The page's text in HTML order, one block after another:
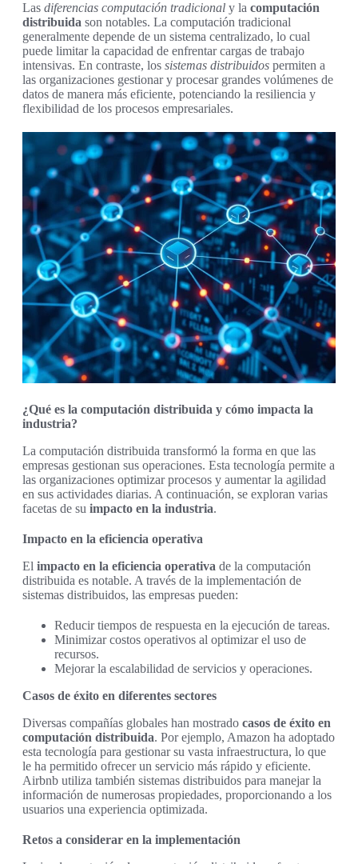
Las diferencias computación tradicional y la computación
distribuida son notables. La computación tradicional
generalmente depende de un sistema centralizado, lo cual
puede limitar la capacidad de enfrentar cargas de trabajo
intensivas. En contraste, los sistemas distribuidos permiten a
las organizaciones gestionar y procesar grandes volúmenes de
datos de manera más eficiente, potenciando la resiliencia y
flexibilidad de los procesos empresariales.
¿Qué es la computación distribuida y cómo impacta la
industria?
La computación distribuida transformó la forma en que las
empresas gestionan sus operaciones. Esta tecnología permite a
las organizaciones optimizar procesos y aumentar la agilidad
en sus actividades diarias. A continuación, se exploran varias
facetas de su impacto en la industria.
Impacto en la eficiencia operativa
El impacto en la eficiencia operativa de la computación
distribuida es notable. A través de la implementación de
sistemas distribuidos, las empresas pueden:
Reducir tiempos de respuesta en la ejecución de tareas.
Minimizar costos operativos al optimizar el uso de
recursos.
Mejorar la escalabilidad de servicios y operaciones.
Casos de éxito en diferentes sectores
Diversas compañías globales han mostrado casos de éxito en
computación distribuida. Por ejemplo, Amazon ha adoptado
esta tecnología para gestionar su vasta infraestructura, lo que
le ha permitido ofrecer un servicio más rápido y eficiente.
Airbnb utiliza también sistemas distribuidos para manejar la
información de numerosas propiedades, proporcionando a los
usuarios una experiencia optimizada.
Retos a considerar en la implementación